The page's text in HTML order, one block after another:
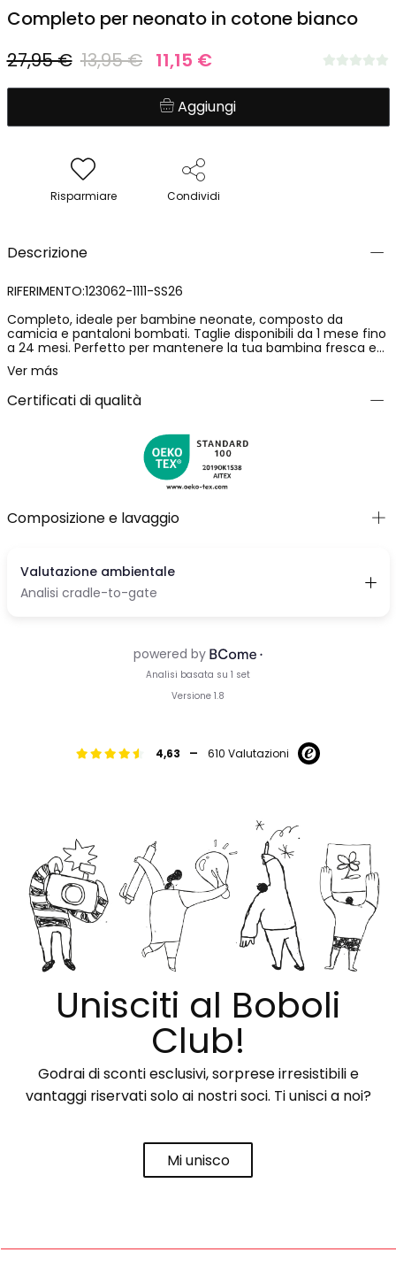
Completo per neonato in cotone bianco
27,95 € 13,95 € 11,15 €
Aggiungi
Risparmiare Condividi
Descrizione
RIFERIMENTO:123062-1111-SS26
Completo, ideale per bambine neonate, composto da
camicia e pantaloni bombati. Taglie disponibili da 1 mese fino
a 24 mesi. Perfetto per mantenere la tua bambina fresca e
comoda in ogni occasione. La camicia in cotone di colore
bianco è progettata con delle onde ricamate in contrasto di
colore marrone aranciato su maniche e apertura centrale. I
pantaloni hanno un elastico in vita e alle caviglie per regolare,
soli in bianco e toni verdi. Inoltre, hanno un fiocco centrale
sulla vita come decorazione.
Ver más
Certificati di qualità
Composizione e lavaggio
4,63 - 610 Valutazioni
Unisciti al Boboli
Club!
Godrai di sconti esclusivi, sorprese irresistibili e
vantaggi riservati solo ai nostri soci. Ti unisci a noi?
Mi unisco